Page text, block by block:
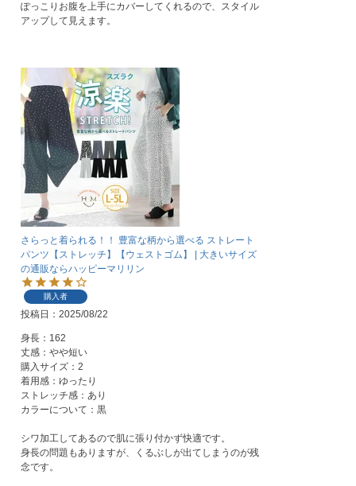
ぽっこりお腹を上手にカバーしてくれるので、スタイル
アップして見えます。
さらっと着られる！！ 豊富な柄から選べる ストレート
パンツ【ストレッチ】【ウェストゴム】 | 大きいサイズ
の通販ならハッピーマリリン
購入者
投稿日 2025/08/22
身長：162
丈感：やや短い
購入サイズ：2
着用感：ゆったり
ストレッチ感：あり
カラーについて：黒
シワ加工してあるので肌に張り付かず快適です。
身長の問題もありますが、くるぶしが出てしまうのが残
念です。